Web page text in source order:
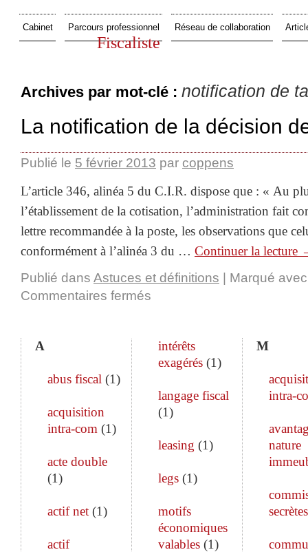
Fiscaliste
Cabinet Parcours professionnel Réseau de collaboration
Archives par mot-clé : notification de
La notification de la décision
Publié le 5 février 2013 par coppens
L’article 346, alinéa 5 du C.I.R. dispose que : « Au
l’établissement de la cotisation, l’administration fait
lettre recommandée à la poste, les observations que
conformément à l’alinéa 3 du … Continuer la lecture
Publié dans Astuces et définitions
Marqué avec
Commentaires fermés
A
abus fiscal (1)
acquisition
intra-com (1)
acte double
(1)
actif net (1)
actif
intérêts
exagérés(1)
langage fiscal
(1)
leasing (1)
legs(1)
motifs
économiques
valables(1)
M
intra-
nature
secrètes